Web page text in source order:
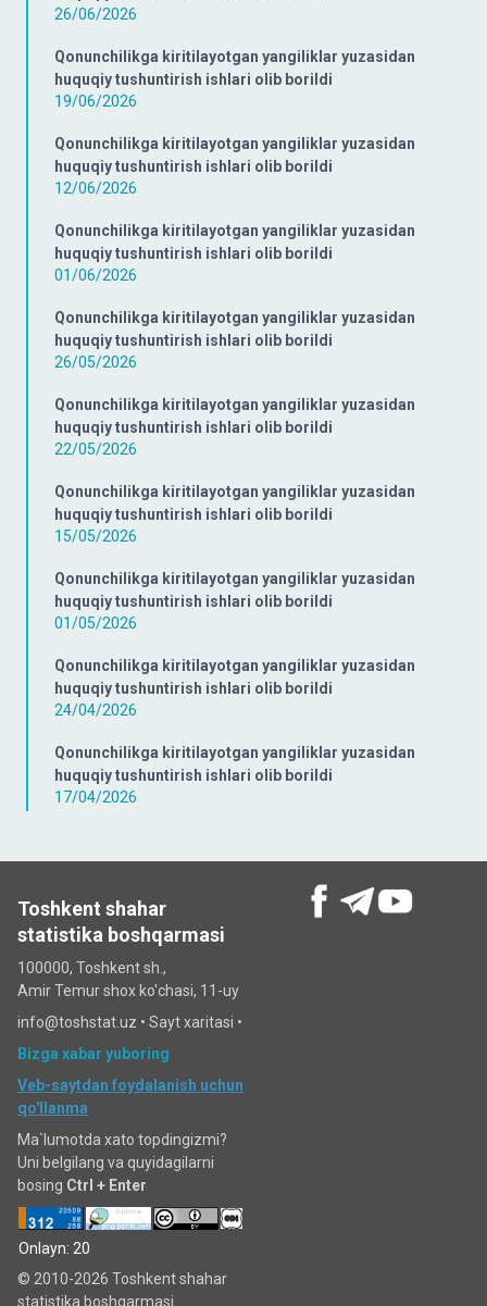
26/06/2026
Qonunchilikga kiritilayotgan yangiliklar yuzasidan
huquqiy tushuntirish ishlari olib borildi
19/06/2026
Qonunchilikga kiritilayotgan yangiliklar yuzasidan
huquqiy tushuntirish ishlari olib borildi
12/06/2026
Qonunchilikga kiritilayotgan yangiliklar yuzasidan
huquqiy tushuntirish ishlari olib borildi
01/06/2026
Qonunchilikga kiritilayotgan yangiliklar yuzasidan
huquqiy tushuntirish ishlari olib borildi
26/05/2026
Qonunchilikga kiritilayotgan yangiliklar yuzasidan
huquqiy tushuntirish ishlari olib borildi
22/05/2026
Qonunchilikga kiritilayotgan yangiliklar yuzasidan
huquqiy tushuntirish ishlari olib borildi
15/05/2026
Qonunchilikga kiritilayotgan yangiliklar yuzasidan
huquqiy tushuntirish ishlari olib borildi
01/05/2026
Qonunchilikga kiritilayotgan yangiliklar yuzasidan
huquqiy tushuntirish ishlari olib borildi
24/04/2026
Qonunchilikga kiritilayotgan yangiliklar yuzasidan
huquqiy tushuntirish ishlari olib borildi
17/04/2026
Toshkent shahar
statistika boshqarmasi
100000, Toshkent sh.,
Amir Temur shox ko'chasi, 11-uy
info@toshstat.uz • Sayt xaritasi •
Bizga xabar yuboring
Veb-saytdan foydalanish uchun
qo'llanma
Ma`lumotda xato topdingizmi?
Uni belgilang va quyidagilarni
bosing Ctrl + Enter
Onlayn: 20
© 2010-2026 Toshkent shahar
statistika boshqarmasi